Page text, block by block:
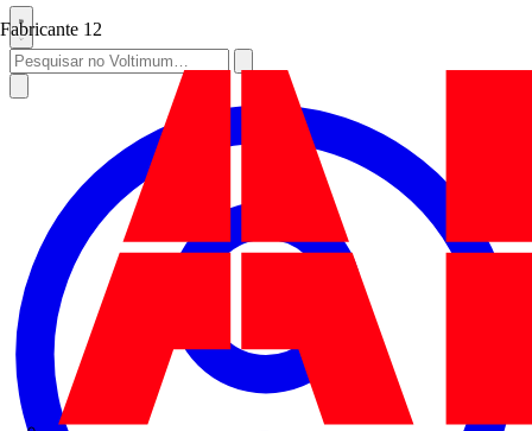
Fabricante 12